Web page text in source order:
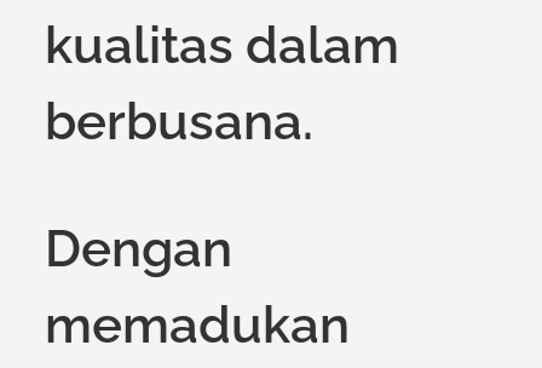
kualitas dalam
berbusana.
Dengan
memadukan